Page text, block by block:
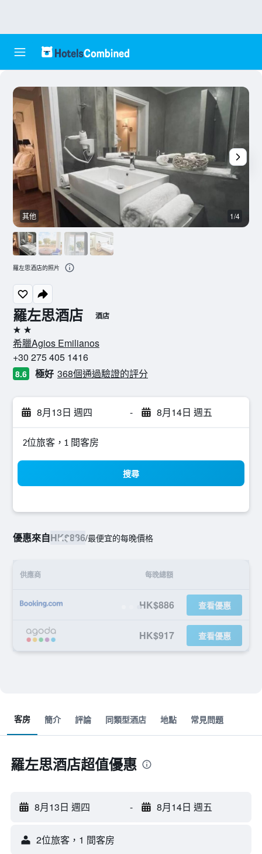
羅左思酒店 酒店
2星級
希臘Agios Emilianos
+30 275 405 1416
8.6 極好 368個通過驗證的評分
8月13日 週四 - 8月14日 週五
2位旅客，1 間客房
搜尋
優惠來自HK$886/最便宜的每晚價格
供應商 每晚總額
HK$886 查看優惠
HK$917 查看優惠
其他 1/4
羅左思酒店的照片
客房 簡介 評論 同類型酒店 地點 常見問題
羅左思酒店超值優惠
8月13日 週四 - 8月14日 週五
2位旅客，1 間客房